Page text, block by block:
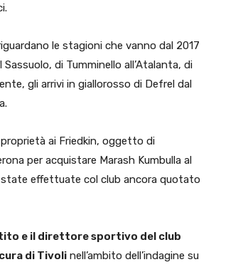
le stagioni che vanno dal 2017
di Tumminello all’Atalanta, di
gli arrivi in giallorosso di Defrel dal
ai Friedkin, oggetto di
per acquistare Marash Kumbulla al
effettuate col club ancora quotato
e il direttore sportivo del club
di Tivoli nell’ambito dell’indagine su